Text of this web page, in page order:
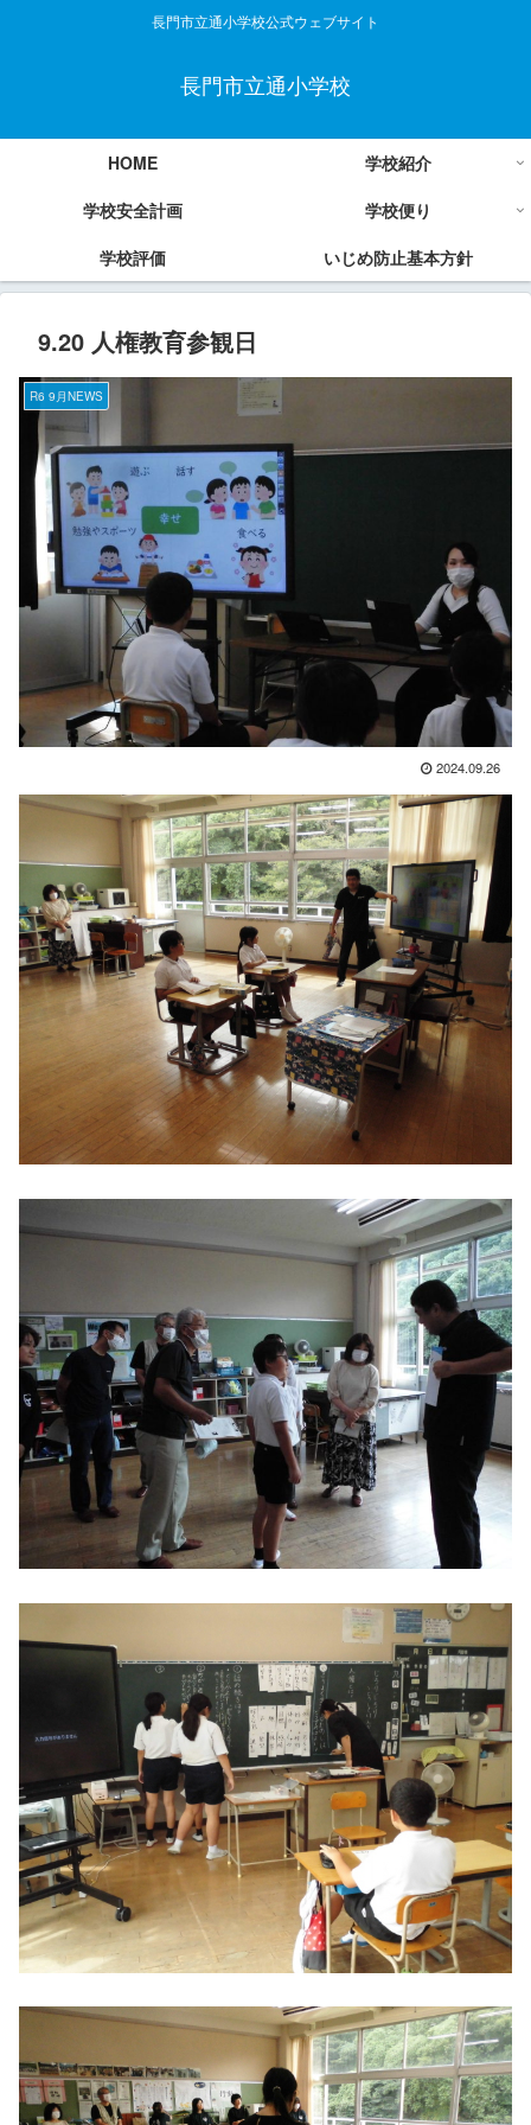
長門市立通小学校公式ウェブサイト
長門市立通小学校
HOME
学校紹介
学校安全計画
学校便り
学校評価
いじめ防止基本方針
9.20 人権教育参観日
R6 9月NEWS
2024.09.26